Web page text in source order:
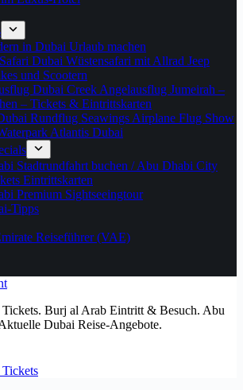
in Dubai Urlaub machen
Dubai Wüstensafari mit Allrad Jeep
und Scootern
Dubai Creek Angelausflug Jumeirah –
– Tickets & Eintrittskarten
Rundflug Seawings Airplane Flug Show
Atlantis Dubai
Stadtrundfahrt buchen / Abu Dhabi City
Eintrittskarten
Premium Sightseeingtour
Tipps
Reiseführer (VAE)
Burj al Arab Eintritt & Besuch. Abu
Dubai Reise-Angebote.